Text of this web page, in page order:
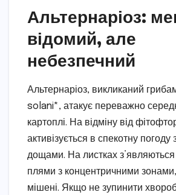
Альтернаріоз:
відомий, але
небезпечний
Альтернаріоз, викликаний
solani*, атакує переважно
картоплі. На відміну від
активізується в спекотну погоду
дощами. На листках з’являються
плями з концентричними
мішені. Якщо не зупинити